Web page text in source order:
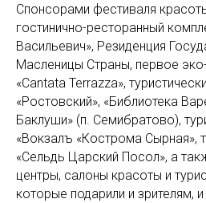
Спонсорами фестиваля
гостинично-ресторанный
Васильевич», Резиденция
Масленицы Страны, первое
«Cantata Terrazza»,
«Ростовский», «Библиотека
Баклуши» (п. Семибратово),
«Вокзалъ «Кострома Сырная»,
«Сельдь Царский Посол», а
центры, салоны красоты и
которые подарили и зрителям,